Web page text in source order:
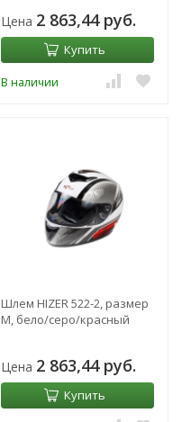
Цена 2 863,44 руб.
Купить
В наличии
Шлем HIZER 522-2, размер
M, бело/серо/красный
Цена 2 863,44 руб.
Купить